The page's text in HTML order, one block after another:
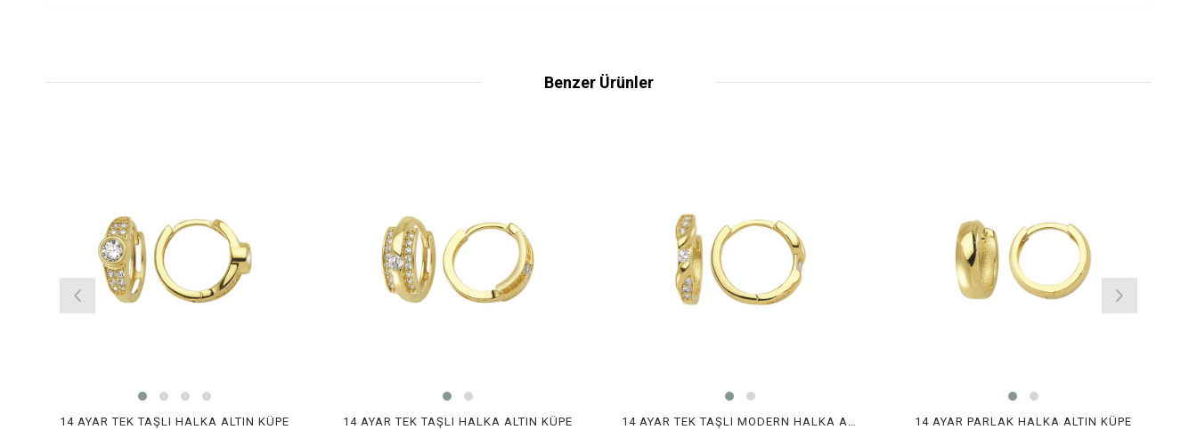
Benzer Ürünler
14 AYAR TEK TAŞLI HALKA ALTIN KÜPE 14 AYAR TEK TAŞLI HALKA ALTIN KÜPE 14 AYAR TEK TAŞLI MODERN HALKA ALTIN KÜPE 14 AYAR PARLAK HALKA ALTIN KÜPE